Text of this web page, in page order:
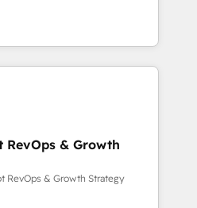
Pour toute
de structuration de
de nouveaux clients,
des revenus
En France et à
avec des ETI
digitale et des
de méthodologie RevOps
marketing, commerciales et
synchronisation API,
RevOps & Growth
RevOps & Growth Strategy